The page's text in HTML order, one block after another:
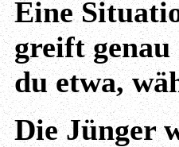
Eine
greift genau
du etwa,
Die Jünger